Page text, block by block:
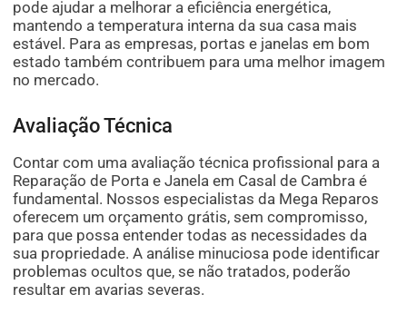
pode ajudar a melhorar a eficiência energética,
mantendo a temperatura interna da sua casa mais
estável. Para as empresas, portas e janelas em bom
estado também contribuem para uma melhor imagem
no mercado.
Avaliação Técnica
Contar com uma avaliação técnica profissional para a
Reparação de Porta e Janela em Casal de Cambra é
fundamental. Nossos especialistas da Mega Reparos
oferecem um orçamento grátis, sem compromisso,
para que possa entender todas as necessidades da
sua propriedade. A análise minuciosa pode identificar
problemas ocultos que, se não tratados, poderão
resultar em avarias severas.